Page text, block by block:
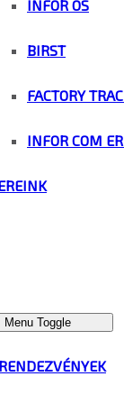
INFOR OS
BIRST
FACTORY
INFOR COM
Menu Toggle